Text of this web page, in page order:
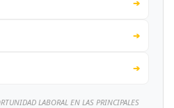
➔
➔
➔
LABORAL EN LAS PRINCIPALES